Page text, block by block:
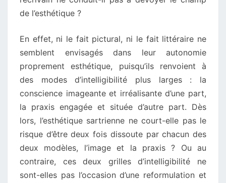
de l’esthétique ?
En effet, ni le fait pictural, ni le fait littéraire ne
semblent envisagés dans leur autonomie
proprement esthétique, puisqu’ils renvoient à
des modes d’intelligibilité plus larges : la
conscience imageante et irréalisante d’une part,
la praxis engagée et située d’autre part. Dès
lors, l’esthétique sartrienne ne court-elle pas le
risque d’être deux fois dissoute par chacun des
deux modèles, l’image et la praxis ? Ou au
contraire, ces deux grilles d’intelligibilité ne
sont-elles pas l’occasion d’une reformulation et